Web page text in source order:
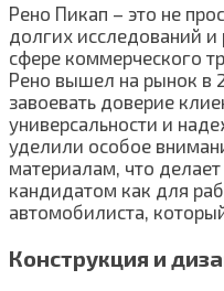
Рено Пикап – это не
долгих исследований
сфере коммерческого
Рено вышел на рынок в
завоевать доверие
универсальности и
уделили особое
материалам, что
кандидатом как для
автомобилиста,
Конструкция и